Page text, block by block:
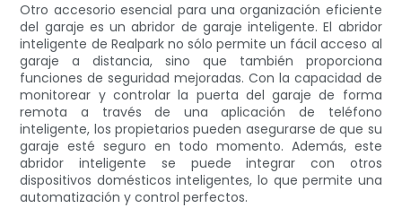
Otro accesorio esencial para una organización eficiente
del garaje es un abridor de garaje inteligente. El abridor
inteligente de Realpark no sólo permite un fácil acceso al
garaje a distancia, sino que también proporciona
funciones de seguridad mejoradas. Con la capacidad de
monitorear y controlar la puerta del garaje de forma
remota a través de una aplicación de teléfono
inteligente, los propietarios pueden asegurarse de que su
garaje esté seguro en todo momento. Además, este
abridor inteligente se puede integrar con otros
dispositivos domésticos inteligentes, lo que permite una
automatización y control perfectos.